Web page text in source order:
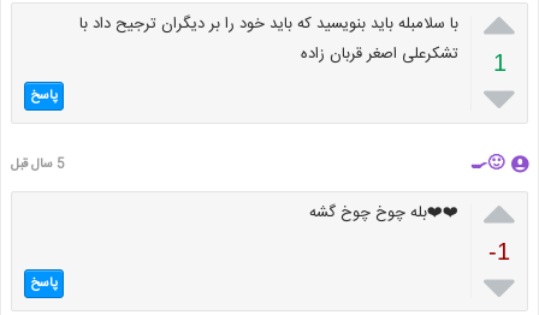

1

با سلامبله باید بنویسید که باید خود را بر دیگران ترجیح داد با
تشکرعلی اصغر قربان زاده
پاسخ
🙂🍳 5 سال قبل

-1
 پاسخ